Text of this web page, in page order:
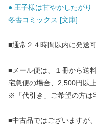
● 王子様は甘やかしたがり
冬舎コミックス [文庫]
■通常２４時間以内に発送可
■メール便は、１冊から送
宅急便の場合、2,500円以
※「代引き」ご希望の方は
■中古品ではございますが